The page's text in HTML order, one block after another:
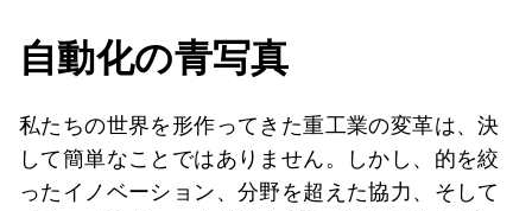
自動化の青写真
私たちの世界を形作ってきた重工業の変革は、決
して簡単なことではありません。しかし、的を絞
ったイノベーション、分野を超えた協力、そして